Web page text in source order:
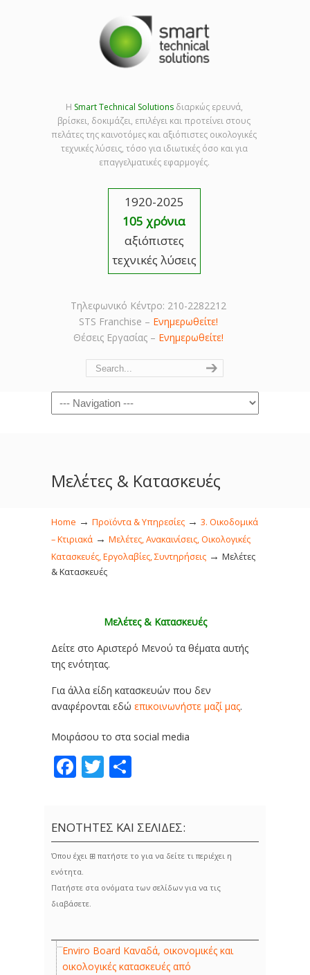
Η Smart Technical Solutionsδιαρκώς ερευνά,
βρίσκει, δοκιμάζει, επιλέγει και προτείνει στους
πελάτες της καινοτόμες και αξιόπιστες οικολογικές
τεχνικές λύσεις, τόσο για ιδιωτικές όσο και για
επαγγελματικές εφαρμογές.
1920-2025
105 χρόνια
αξιόπιστες
τεχνικές λύσεις
Τηλεφωνικό Κέντρο: 210-2282212
STS Franchise – Ενημερωθείτε!
Θέσεις Εργασίας – Ενημερωθείτε!
Navigation
Μελέτες & Κατασκευές
Home → Προϊόντα & Υπηρεσίες → 3. Οικοδομικά
– Κτιριακά → Μελέτες, Ανακαινίσεις, Οικολογικές
Κατασκευές, Εργολαβίες, Συντηρήσεις → Μελέτες
& Κατασκευές
Μελέτες & Κατασκευές
Δείτε στο Αριστερό Μενού τα θέματα αυτής
της ενότητας.
Για άλλα είδη κατασκευών που δεν
αναφέρονται εδώ επικοινωνήστε μαζί μας.
Μοιράσου το στα social media
Facebook
Twitter
ΕΝΟΤΗΤΕΣ ΚΑΙ ΣΕΛΙΔΕΣ:
Όπου έχει ⊞ πατήστε το για να δείτε τι περιέχει η
ενότητα.
Πατήστε στα ονόματα των σελίδων για να τις
διαβάσετε.
Enviro Board Καναδά, οικονομικές και
οικολογικές κατασκευές από